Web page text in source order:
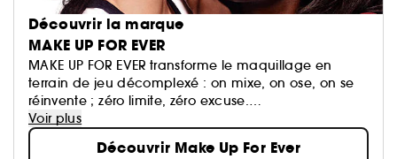
Découvrir la marque
MAKE UP FOR EVER
MAKE UP FOR EVER transforme le maquillage en
terrain de jeu décomplexé : on mixe, on ose, on se
réinvente ; zéro limite, zéro excuse.
Ses formules haute performance suivent le rythme et
subliment toutes les carnations, quoi qu’il arrive.
Voir plus
Découvrir Make Up For Ever